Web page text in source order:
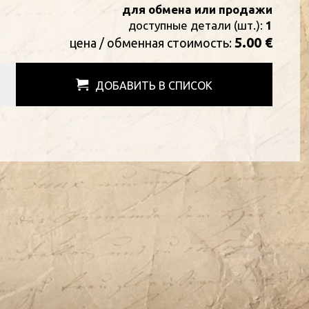
для обмена или продажи
доступные детали (шт.): 1
цена / oбменная стоимость: 5.00 €
ДОБАВИТЬ В СПИСОК